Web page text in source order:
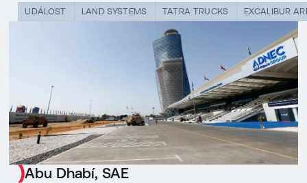
UDÁLOST LAND SYSTEMS TATRA TRUCKS EXCALIBUR
Abu Dhabí, SAE